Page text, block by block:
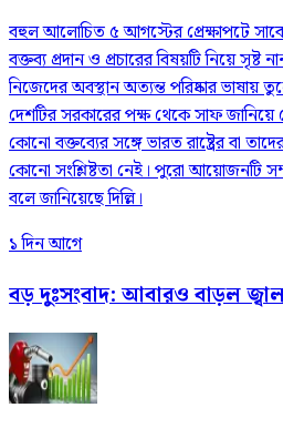
বহুল আলোচিত ৫ আগস্টের প্রেক্ষাপটে সাবেক
বক্তব্য প্রদান ও প্রচারের বিষয়টি নিয়ে সৃষ্ট
নিজেদের অবস্থান অত্যন্ত পরিষ্কার ভাষায়
দেশটির সরকারের পক্ষ থেকে সাফ
কোনো বক্তব্যের সঙ্গে ভারত রাষ্ট্রের বা
কোনো সংশ্লিষ্টতা নেই। পুরো আয়োজনটি
বলে জানিয়েছে দিল্লি।
১ দিন আগে
বড় দুঃসংবাদ: আবারও বাড়ল